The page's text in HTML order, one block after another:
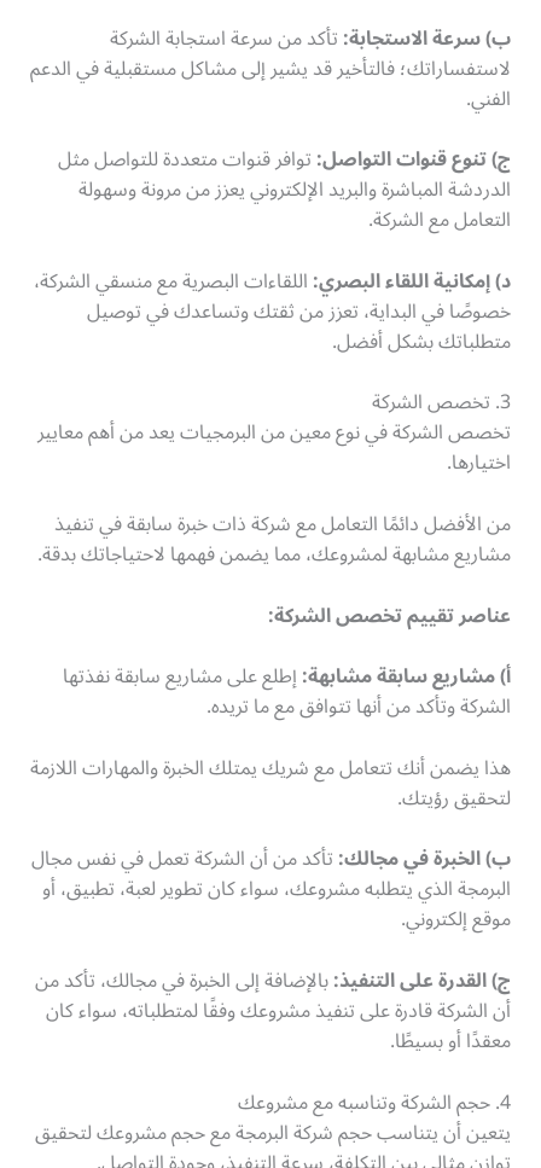
ب) سرعة الاستجابة:تأكد من سرعة استجابة الشركة
لاستفساراتك؛ فالتأخير قد يشير إلى مشاكل مستقبلية في الدعم
الفني.
ج) تنوع قنوات التواصل:توافر قنوات متعددة للتواصل مثل
الدردشة المباشرة والبريد الإلكتروني يعزز من مرونة وسهولة
التعامل مع الشركة.
د) إمكانية اللقاء البصري:اللقاءات البصرية مع منسقي الشركة،
خصوصًا في البداية، تعزز من ثقتك وتساعدك في توصيل
متطلباتك بشكل أفضل.
3. تخصص الشركة
تخصص الشركة في نوع معين من البرمجيات يعد من أهم معايير
اختيارها.
من الأفضل دائمًا التعامل مع شركة ذات خبرة سابقة في تنفيذ
مشاريع مشابهة لمشروعك، مما يضمن فهمها لاحتياجاتك بدقة.
عناصر تقييم تخصص الشركة:
أ) مشاريع سابقة مشابهة:إطلع على مشاريع سابقة نفذتها
الشركة وتأكد من أنها تتوافق مع ما تريده.
هذا يضمن أنك تتعامل مع شريك يمتلك الخبرة والمهارات اللازمة
لتحقيق رؤيتك.
ب) الخبرة في مجالك:تأكد من أن الشركة تعمل في نفس مجال
البرمجة الذي يتطلبه مشروعك، سواء كان تطوير لعبة، تطبيق، أو
موقع إلكتروني.
ج) القدرة على التنفيذ:بالإضافة إلى الخبرة في مجالك، تأكد من
أن الشركة قادرة على تنفيذ مشروعك وفقًا لمتطلباته، سواء كان
معقدًا أو بسيطًا.
4. حجم الشركة وتناسبه مع مشروعك
يتعين أن يتناسب حجم شركة البرمجة مع حجم مشروعك لتحقيق